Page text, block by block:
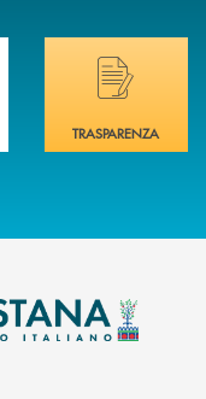
immediata ?
Hai bisogno di
TRASPARENZA